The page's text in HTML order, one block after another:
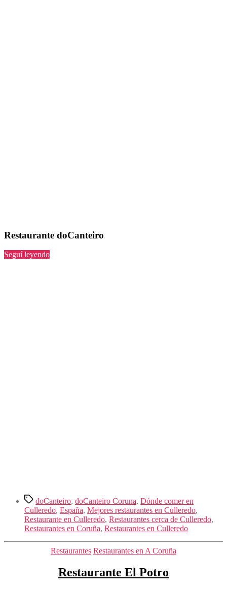
Restaurante doCanteiro
Seguí leyendo“doCanteiro”
Etiquetas
doCanteiro, doCanteiro Coruna, Dónde comer en
Culleredo, España, Mejores restaurantes en Culleredo,
Restaurante en Culleredo, Restaurantes cerca de Culleredo,
Restaurantes en Coruña, Restaurantes en Culleredo
Categorías
Restaurantes Restaurantes en A Coruña
Restaurante El Potro